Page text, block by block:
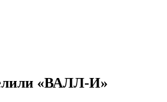
«ВАЛЛ-И»